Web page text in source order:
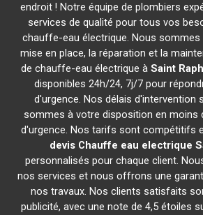
endroit ! Notre équipe de plombiers
services de qualité pour tous vos
chauffe-eau électrique. Nous sommes
mise en place, la réparation et la
de chauffe-eau électrique à Saint
disponibles 24h/24, 7j/7 pour
d'urgence. Nos délais d'intervention
sommes à votre disposition en moins
d'urgence. Nos tarifs sont compétitifs
devis Chauffe eau electrique
personnalisés pour chaque client.
nos services et nous offrons une
nos travaux. Nos clients satisfaits
publicité, avec une note de 4,5 étoiles